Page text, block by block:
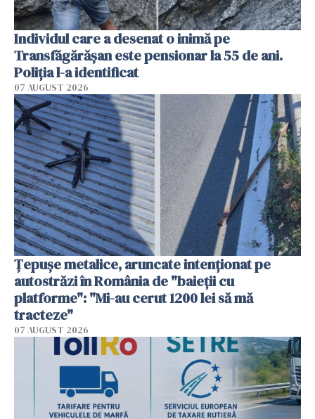
Individul care a desenat o inimă pe
Transfăgărășan este pensionar la 55 de ani.
Poliția l-a identificat
07 AUGUST 2026
Țepușe metalice, aruncate intenționat pe
autostrăzi în România de "baieții cu
platforme": "Mi-au cerut 1200 lei să mă
tracteze"
07 AUGUST 2026